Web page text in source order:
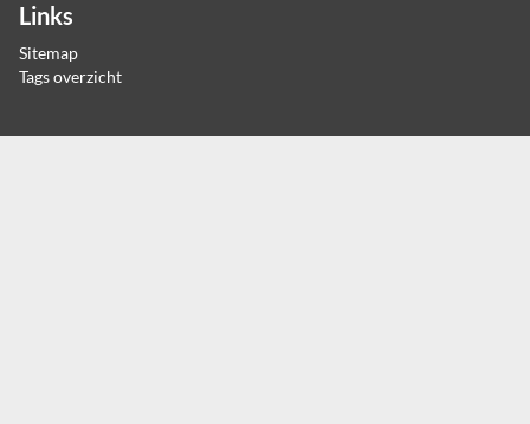
Links
Sitemap
Tags overzicht